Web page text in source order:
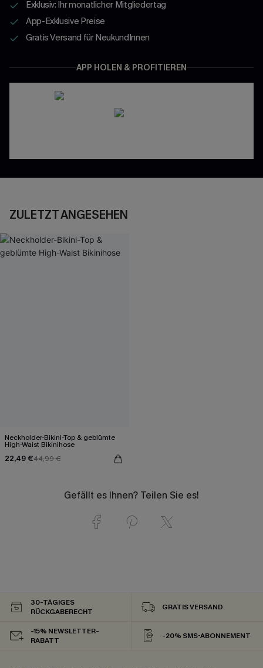
Exklusiv: Ihr monatlicher Mitgliedertag
App-Exklusive Preise
Gratis Versand für NeukundInnen
APP HOLEN & PROFITIEREN
ZULETZT ANGESEHEN
Neckholder-Bikini-Top & geblümte
High-Waist Bikinihose
22,49 €44,99 €
Gefällt es Ihnen? Teilen Sie es!
30-TÄGIGES
RÜCKGABERECHT
GRATIS VERSAND
-15% NEWSLETTER-
RABATT
-20% SMS-ABONNEMENT